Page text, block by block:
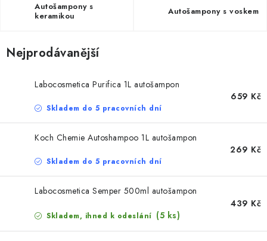
Autošampony s
keramikou
Autošampony s voskem
Nejprodávanější
Labocosmetica Purifica 1L autošampon
Skladem do 5 pracovních dní
659 Kč
Koch Chemie Autoshampoo 1L autošampon
Skladem do 5 pracovních dní
269 Kč
Labocosmetica Semper 500ml autošampon
Skladem, ihned k odeslání (5 ks)
439 Kč